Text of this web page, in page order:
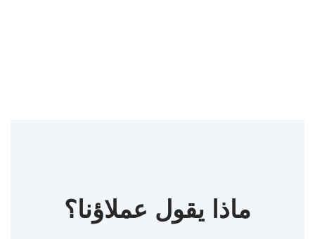
ماذا يقول عملاؤنا؟